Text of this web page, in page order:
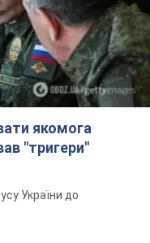
якомога
"тригери"
України до